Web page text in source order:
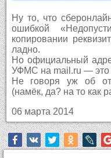
Ну то, что
ошибкой
копировании
ладно.
Но официальный
УФМС на mail.ru — это
Не говоря уж об
(намёк, да? на то как
06 марта 2014